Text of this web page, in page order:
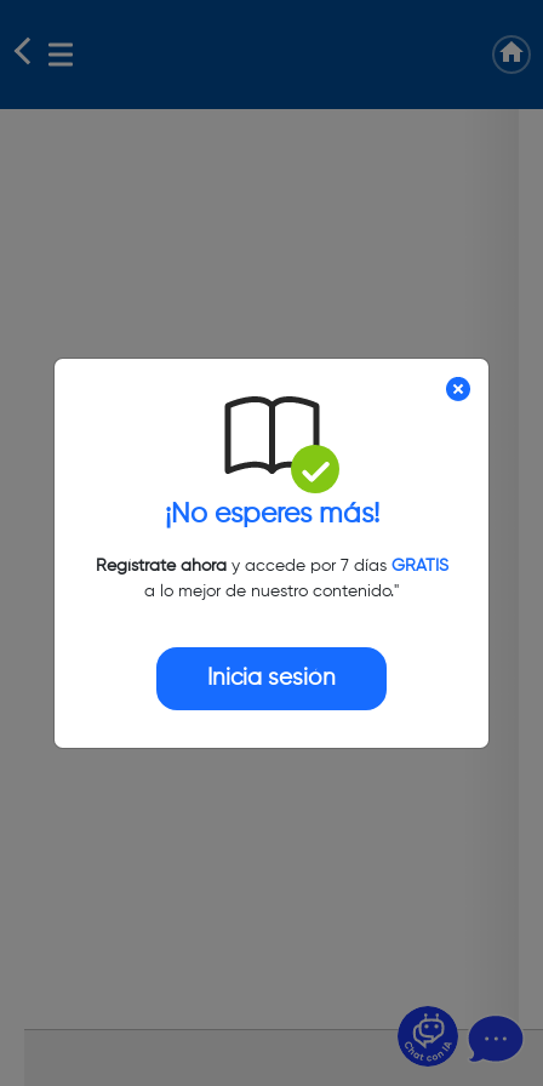
¡No esperes más!
Regístrate ahoray accede por 7 días GRATIS
a lo mejor de nuestro contenido."
Inicia sesión